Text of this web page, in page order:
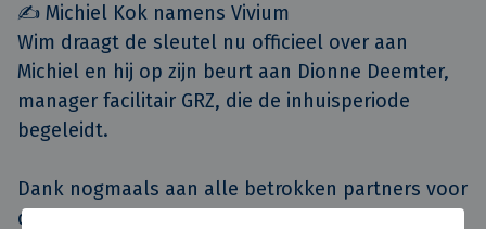
✍️ Michiel Kok namens Vivium
Wim draagt de sleutel nu officieel over aan
Michiel en hij op zijn beurt aan Dionne Deemter,
manager facilitair GRZ, die de inhuisperiode
begeleidt.
Dank nogmaals aan alle betrokken partners voor
de prettige samenwerking en het mooie